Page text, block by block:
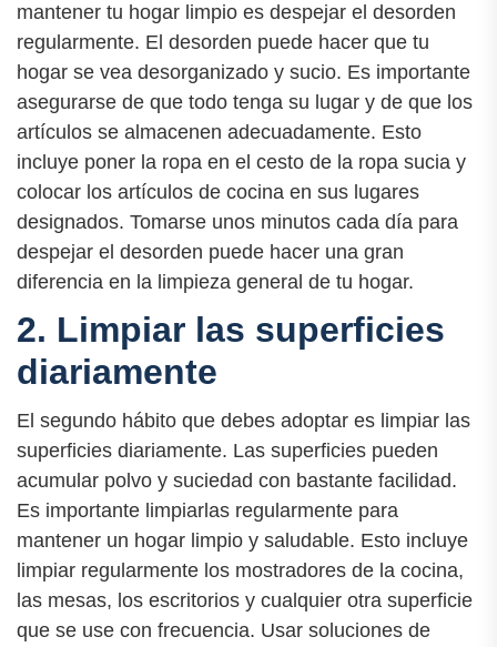
mantener tu hogar limpio es despejar el desorden
regularmente. El desorden puede hacer que tu
hogar se vea desorganizado y sucio. Es importante
asegurarse de que todo tenga su lugar y de que los
artículos se almacenen adecuadamente. Esto
incluye poner la ropa en el cesto de la ropa sucia y
colocar los artículos de cocina en sus lugares
designados. Tomarse unos minutos cada día para
despejar el desorden puede hacer una gran
diferencia en la limpieza general de tu hogar.
2. Limpiar las superficies
diariamente
El segundo hábito que debes adoptar es limpiar las
superficies diariamente. Las superficies pueden
acumular polvo y suciedad con bastante facilidad.
Es importante limpiarlas regularmente para
mantener un hogar limpio y saludable. Esto incluye
limpiar regularmente los mostradores de la cocina,
las mesas, los escritorios y cualquier otra superficie
que se use con frecuencia. Usar soluciones de